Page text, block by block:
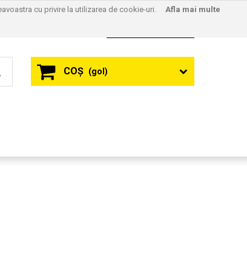
COŞ (gol)
cu privire la utilizarea de cookie-uri. Afla mai multe